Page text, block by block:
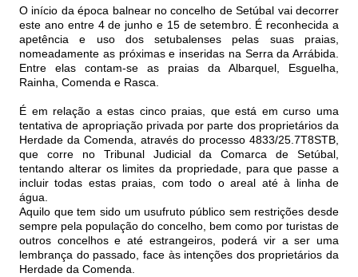
O início da época balnear no concelho de Setúbal vai decorrer
este ano entre 4 de junho e 15 de setembro. É reconhecida a
apetência e uso dos setubalenses pelas suas praias,
nomeadamente as próximas e inseridas na Serra da Arrábida.
Entre elas contam-se as praias da Albarquel, Esguelha,
Rainha, Comenda e Rasca.
É em relação a estas cinco praias, que está em curso uma
tentativa de apropriação privada por parte dos proprietários da
Herdade da Comenda, através do processo 4833/25.7T8STB,
que corre no Tribunal Judicial da Comarca de Setúbal,
tentando alterar os limites da propriedade, para que passe a
incluir todas estas praias, com todo o areal até à linha de
água.
Aquilo que tem sido um usufruto público sem restrições desde
sempre pela população do concelho, bem como por turistas de
outros concelhos e até estrangeiros, poderá vir a ser uma
lembrança do passado, face às intenções dos proprietários da
Herdade da Comenda.